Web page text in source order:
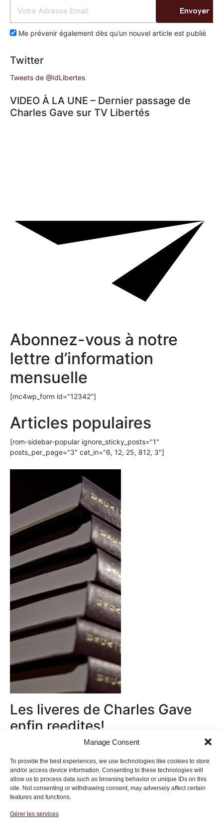
Manage Consent
To provide the best experiences, we use technologies like cookies to store
and/or access device information. Consenting to these technologies will
allow us to process data such as browsing behavior or unique IDs on this
site. Not consenting or withdrawing consent, may adversely affect certain
features and functions.
Gérer les services
Me prévenir également dès qu’un nouvel article est publié
Envoyer
Twitter
Tweets de @IdLibertes
VIDEO À LA UNE – Dernier passage de
Charles Gave sur TV Libertés
Abonnez-vous à notre
lettre d’information
mensuelle
[mc4wp_form id="12342"]
Articles populaires
[rom-sidebar-popular ignore_sticky_posts="1"
posts_per_page="3" cat_in="6, 12, 25, 812, 3"]
Les liveres de Charles Gave
enfin reedites!